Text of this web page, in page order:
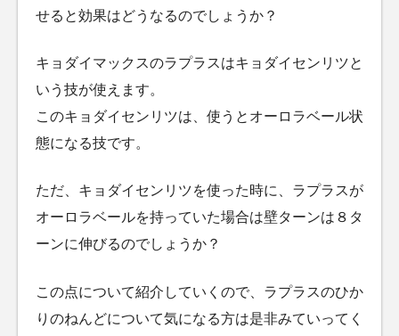
せると効果はどうなるのでしょうか？
キョダイマックスのラプラスはキョダイセンリツと
いう技が使えます。
このキョダイセンリツは、使うとオーロラベール状
態になる技です。
ただ、キョダイセンリツを使った時に、ラプラスが
オーロラベールを持っていた場合は壁ターンは８タ
ーンに伸びるのでしょうか？
この点について紹介していくので、ラプラスのひか
りのねんどについて気になる方は是非みていってく